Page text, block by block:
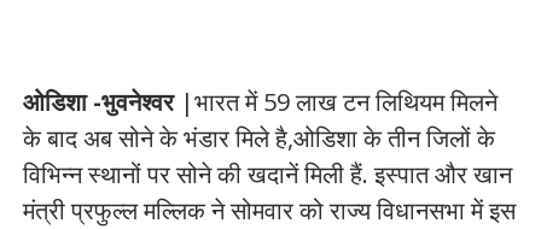
ओडिशा -भुवनेश्वर|भारत में 59 लाख टन लिथियम मिलने
के बाद अब सोने के भंडार मिले है,ओडिशा के तीन जिलों के
विभिन्न स्थानों पर सोने की खदानें मिली हैं. इस्पात और खान
मंत्री प्रफुल्ल मल्लिक ने सोमवार को राज्य विधानसभा में इस